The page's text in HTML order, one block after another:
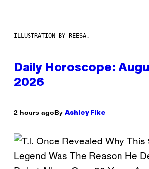
ILLUSTRATION BY REESA.
Daily Horoscope:
2026
2 hours agoBy Ashley Fike